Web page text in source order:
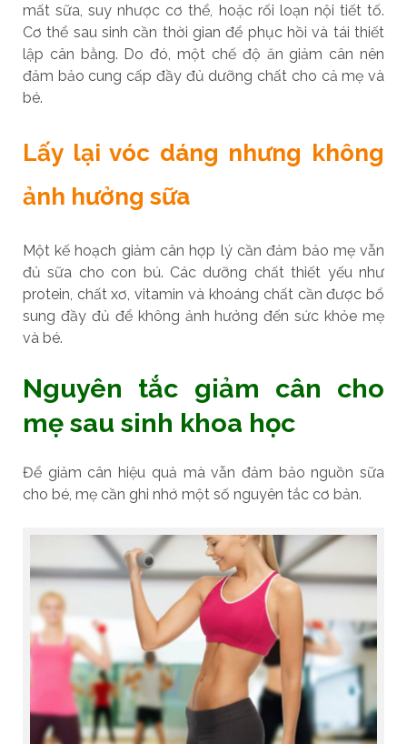
mất sữa, suy nhược cơ thể, hoặc rối loạn nội tiết tố.
Cơ thể sau sinh cần thời gian để phục hồi và tái thiết
lập cân bằng. Do đó, một chế độ ăn giảm cân nên
đảm bảo cung cấp đầy đủ dưỡng chất cho cả mẹ và
bé.
Lấy lại vóc dáng nhưng không
ảnh hưởng sữa
Một kế hoạch giảm cân hợp lý cần đảm bảo mẹ vẫn
đủ sữa cho con bú. Các dưỡng chất thiết yếu như
protein, chất xơ, vitamin và khoáng chất cần được bổ
sung đầy đủ để không ảnh hưởng đến sức khỏe mẹ
và bé.
Nguyên tắc giảm cân cho
mẹ sau sinh khoa học
Để giảm cân hiệu quả mà vẫn đảm bảo nguồn sữa
cho bé, mẹ cần ghi nhớ một số nguyên tắc cơ bản.